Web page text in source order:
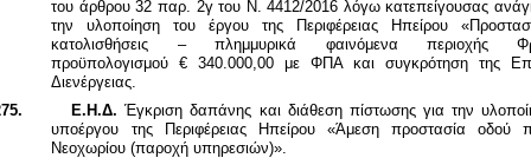
του άρθρου 32 παρ. 2γ του Ν. 4412/2016 λόγω κατεπείγουσας
την υλοποίηση του έργου της Περιφέρειας Ηπείρου
κατολισθήσεις – πλημμυρικά φαινόμενα περιοχής
προϋπολογισμού € 340.000,00 με ΦΠΑ και συγκρότηση της
Διενέργειας.
Ε.Η.Δ.Έγκριση δαπάνης και διάθεση πίστωσης για την
υποέργου της Περιφέρειας Ηπείρου «Άμεση προστασία οδού
Νεοχωρίου (παροχή υπηρεσιών)».